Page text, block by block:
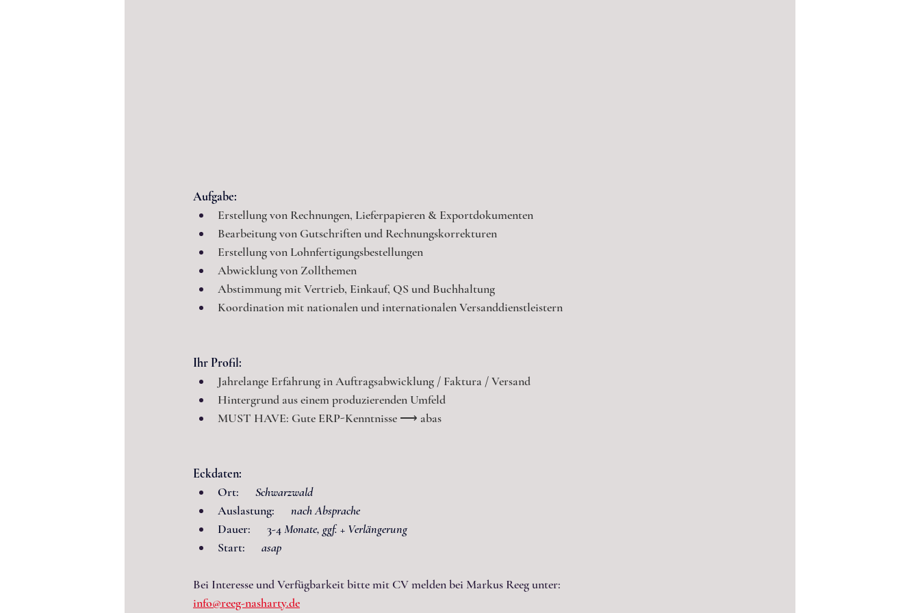
Aufgabe:
Erstellung von Rechnungen, Lieferpapieren & Exportdokumenten
Bearbeitung von Gutschriften und Rechnungskorrekturen
Erstellung von Lohnfertigungsbestellungen
Abwicklung von Zollthemen
Abstimmung mit Vertrieb, Einkauf, QS und Buchhaltung
Koordination mit nationalen und internationalen Versanddienstleistern
Ihr Profil:
Jahrelange Erfahrung in Auftragsabwicklung / Faktura / Versand
Hintergrund aus einem produzierenden Umfeld
MUST HAVE: Gute ERP-Kenntnisse ⟶ abas
Eckdaten:
Ort: Schwarzwald
Auslastung:
nach Absprache
Dauer:      3-4 Monate, ggf. + Verlängerung
Start: asap
Bei Interesse und Verfügbarkeit bitte mit CV melden bei Markus Reeg unter:
info@reeg-nasharty.de